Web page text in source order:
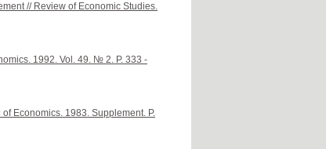
// Review of Economic Studies.
1992. Vol. 49. № 2. P. 333 -
Economics. 1983. Supplement. P.